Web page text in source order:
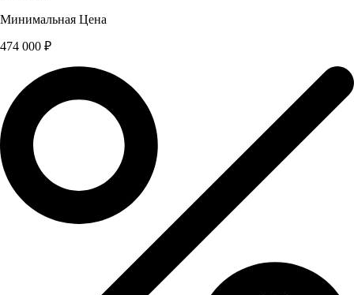
Минимальная Цена
474 000 ₽